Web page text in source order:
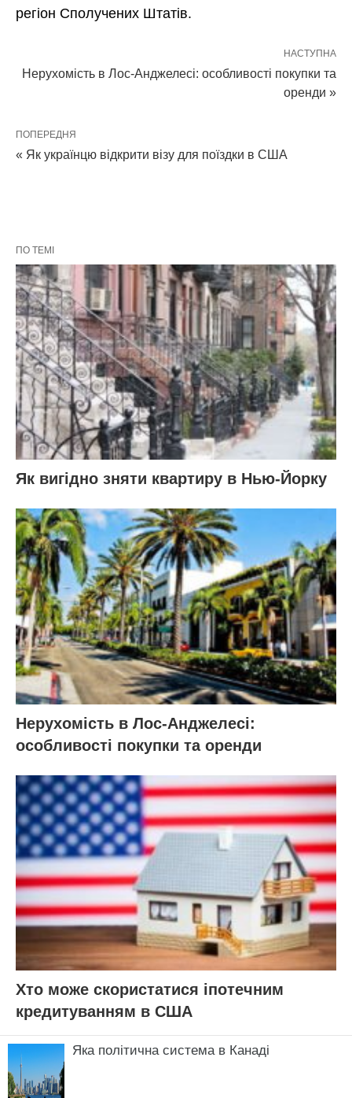
регіон Сполучених Штатів.
НАСТУПНА
Нерухомість в Лос-Анджелесі: особливості покупки та
оренди »
ПОПЕРЕДНЯ
« Як українцю відкрити візу для поїздки в США
ПО ТЕМІ
Як вигідно зняти квартиру в Нью-Йорку
Нерухомість в Лос-Анджелесі:
особливості покупки та оренди
Хто може скористатися іпотечним
кредитуванням в США
Яка політична система в Канаді